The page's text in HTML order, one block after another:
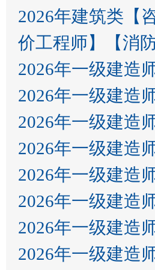
2026年建筑类【
价工程师】【消
2026年一级建造
2026年一级建造
2026年一级建造
2026年一级建造
2026年一级建造
2026年一级建造
2026年一级建造
2026年一级建造